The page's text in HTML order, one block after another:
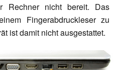
Rechner nicht bereit. Das
Fingerabdruckleser zu
ist damit nicht ausgestattet.